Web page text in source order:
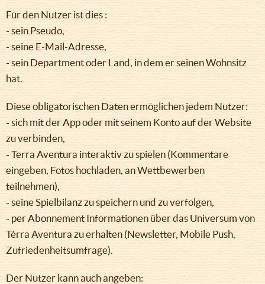
Für den Nutzer ist dies :
- sein Pseudo,
- seine E-Mail-Adresse,
- sein Department oder Land, in dem er seinen Wohnsitz
hat.
Diese obligatorischen Daten ermöglichen jedem Nutzer:
- sich mit der App oder mit seinem Konto auf der Website
zu verbinden,
- Terra Aventura interaktiv zu spielen (Kommentare
eingeben, Fotos hochladen, an Wettbewerben
teilnehmen),
- seine Spielbilanz zu speichern und zu verfolgen,
- per Abonnement Informationen über das Universum von
Tèrra Aventura zu erhalten (Newsletter, Mobile Push,
Zufriedenheitsumfrage).
Der Nutzer kann auch angeben: